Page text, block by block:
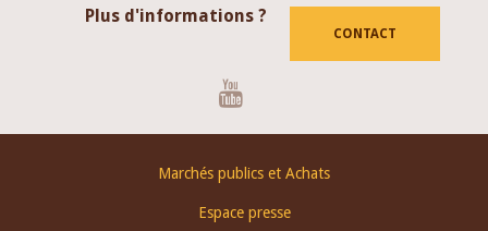
Plus d'informations ?
CONTACT
Marchés publics et Achats
Espace presse